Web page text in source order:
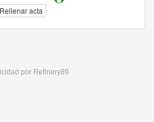
Rellenar acta
por Refinery89